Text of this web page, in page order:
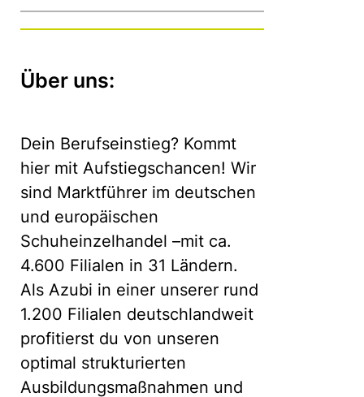
Über uns:
Dein Berufseinstieg? Kommt
hier mit Aufstiegschancen! Wir
sind Marktführer im deutschen
und europäischen
Schuheinzelhandel –mit ca.
4.600 Filialen in 31 Ländern.
Als Azubi in einer unserer rund
1.200 Filialen deutschlandweit
profitierst du von unseren
optimal strukturierten
Ausbildungsmaßnahmen und